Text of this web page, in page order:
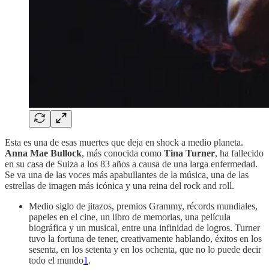
Esta es una de esas muertes que deja en shock a medio planeta.
Anna Mae Bullock, más conocida como Tina Turner, ha fallecido
en su casa de Suiza a los 83 años a causa de una larga enfermedad.
Se va una de las voces más apabullantes de la música, una de las
estrellas de imagen más icónica y una reina del rock and roll.
Medio siglo de jitazos, premios Grammy, récords mundiales,
papeles en el cine, un libro de memorias, una película
biográfica y un musical, entre una infinidad de logros. Turner
tuvo la fortuna de tener, creativamente hablando, éxitos en los
sesenta, en los setenta y en los ochenta, que no lo puede decir
todo el mundo1 .